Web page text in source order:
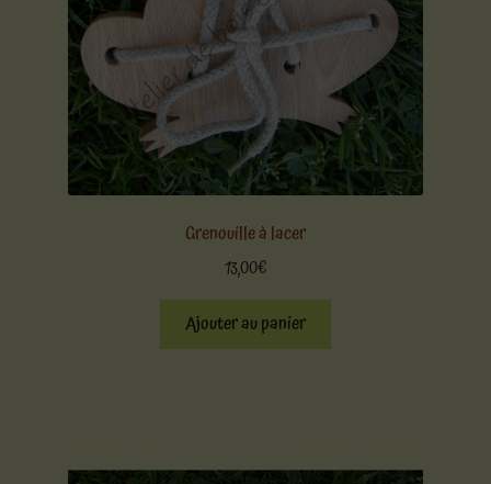
Grenouille à lacer
13,00€
Ajouter au panier